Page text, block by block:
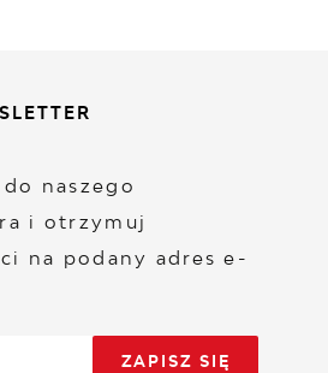
naszego
i otrzymuj
na podany adres e-